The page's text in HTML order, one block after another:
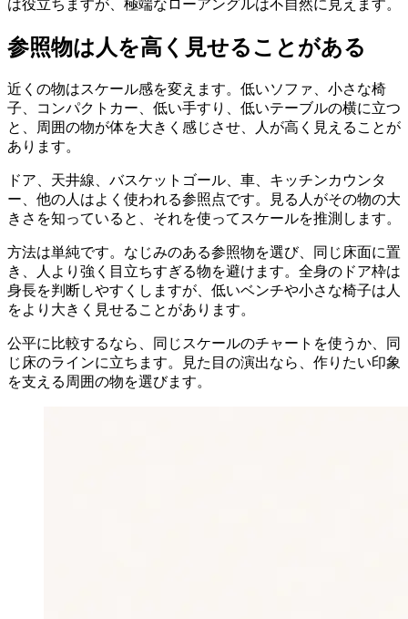
は役立ちますが、極端なローアングルは不自然に見えます。
参照物は人を高く見せることがある
近くの物はスケール感を変えます。低いソファ、小さな椅
子、コンパクトカー、低い手すり、低いテーブルの横に立つ
と、周囲の物が体を大きく感じさせ、人が高く見えることが
あります。
ドア、天井線、バスケットゴール、車、キッチンカウンタ
ー、他の人はよく使われる参照点です。見る人がその物の大
きさを知っていると、それを使ってスケールを推測します。
方法は単純です。なじみのある参照物を選び、同じ床面に置
き、人より強く目立ちすぎる物を避けます。全身のドア枠は
身長を判断しやすくしますが、低いベンチや小さな椅子は人
をより大きく見せることがあります。
公平に比較するなら、同じスケールのチャートを使うか、同
じ床のラインに立ちます。見た目の演出なら、作りたい印象
を支える周囲の物を選びます。